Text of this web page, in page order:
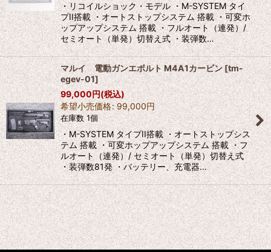
・リコイルショック・モデル ・M-SYSTEM タイ
プII搭載 ・オートストップシステム 搭載 ・可変ホ
ップアップシステム 搭載 ・フルオート（連発）/
セミオート（単発）切替え式 ・装弾数…
マルイ 電動ガンエボルト M4A1カービン [tm-
egev-01]
99,000円(税込)
希望小売価格: 99,000円
在庫数 1個
・M-SYSTEM タイプII搭載 ・オートストップシス
テム 搭載 ・可変ホップアップシステム 搭載 ・フ
ルオート（連発）/ セミオート（単発）切替え式
・装弾数81発 ・バッテリー、充電器…